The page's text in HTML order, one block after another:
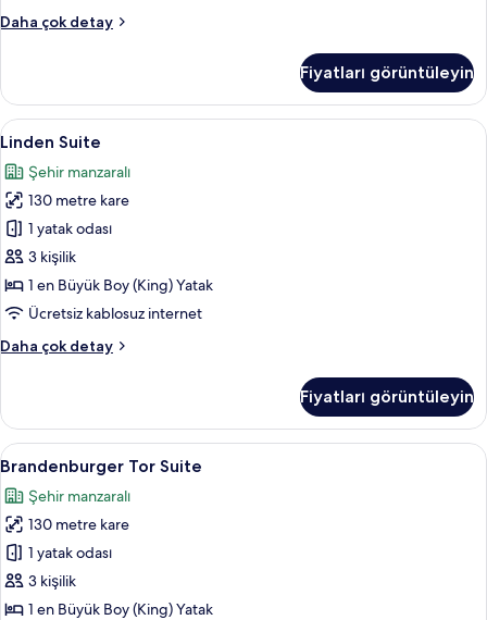
Daha çok detay
Pariser
daha
fazla
detay
Fiyatları görüntüleyin
Linden
Suite
için
tüm
fotoğrafları
görün
Linden Suite | Kaliteli yatak takımı,
9
Linden Suite
Şehir manzaralı
130 metre kare
1 yatak odası
3 kişilik
1 en Büyük Boy (King) Yatak
Ücretsiz kablosuz internet
Daha çok detay
Linden
fazla
detay
Fiyatları görüntüleyin
Brandenburger
Tor
Suite
için
tüm
fotoğrafları
görün
Brandenburger Tor Suite | Kaliteli
10
Brandenburger Tor Suite
Şehir manzaralı
130 metre kare
1 yatak odası
3 kişilik
1 en Büyük Boy (King) Yatak